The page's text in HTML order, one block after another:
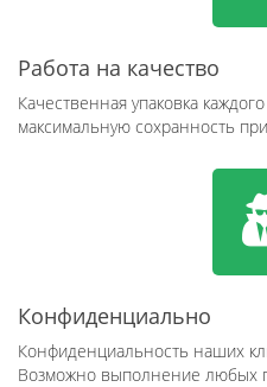
Работа на качество
Качественная упаковка
максимальную сохранность
Конфиденциально
Конфиденциальность наших
Возможно выполнение любых